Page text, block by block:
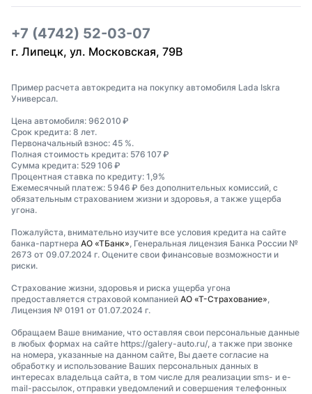
+7 (4742) 52-03-07
г. Липецк, ул. Московская, 79В
Пример расчета автокредита на покупку автомобиля Lada Iskra
Универсал.
Цена автомобиля: 962 010 ₽
Срок кредита: 8 лет.
Первоначальный взнос: 45 %.
Полная стоимость кредита: 576 107 ₽
Сумма кредита: 529 106 ₽
Процентная ставка по кредиту: 1,9%
Ежемесячный платеж: 5 946 ₽ без дополнительных комиссий, с
обязательным страхованием жизни и здоровья, а также ущерба
угона.
Пожалуйста, внимательно изучите все условия кредита на сайте
банка-партнера АО «ТБанк» , Генеральная лицензия Банка России №
2673 от 09.07.2024 г. Оцените свои финансовые возможности и
риски.
Страхование жизни, здоровья и риска ущерба угона
предоставляется страховой компанией АО «Т-Страхование»
Лицензия № 0191 от 01.07.2024 г.
Обращаем Ваше внимание, что оставляя свои персональные данные
в любых формах на сайте https://galery-auto.ru/, а также при звонке
на номера, указанные на данном сайте, Вы даете согласие на
обработку и использование Ваших персональных данных в
интересах владельца сайта, в том числе для реализации sms- и e-
mail-рассылок, отправки уведомлений и совершения телефонных